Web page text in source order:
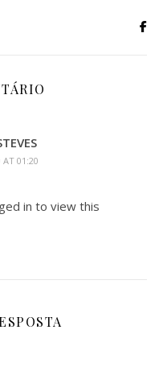
AT 01:20
in to view this